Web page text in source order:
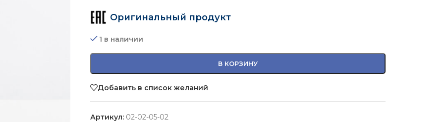
Оригинальный продукт
1 в наличии
В КОРЗИНУ
Добавить в список желаний
Артикул: 02-02-05-02